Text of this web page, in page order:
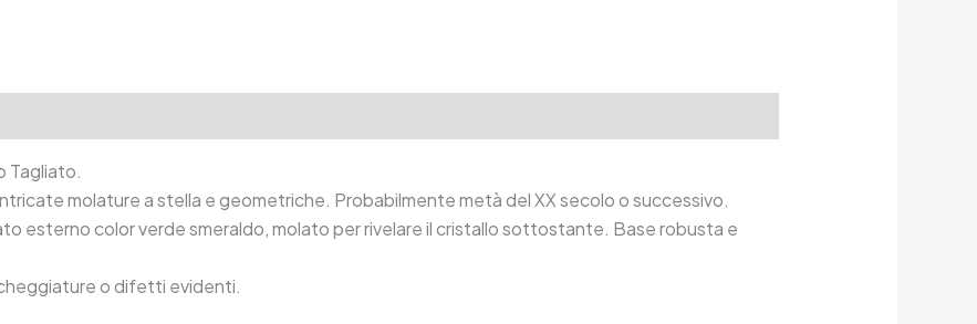
Tagliato.
molature a stella e geometriche. Probabilmente metà del XX secolo o successivo.
esterno color verde smeraldo, molato per rivelare il cristallo sottostante. Base robusta e
o difetti evidenti.